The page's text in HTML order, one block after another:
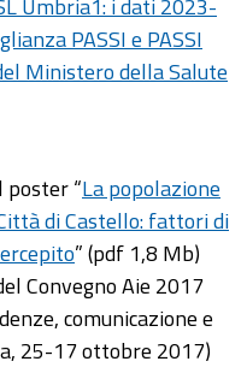
Umbria1: i dati 2023-
PASSI e PASSI
Ministero della Salute
poster “La popolazione
di Castello: fattori di
” (pdf 1,8 Mb)
Convegno Aie 2017
comunicazione e
25-17 ottobre 2017)